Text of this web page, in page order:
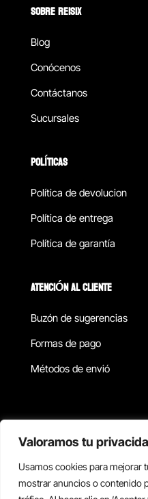
Valoramos tu
Usamos cookies para mejorar
mostrar anuncios o contenido
SOBRE REISIX
Blog
Conócenos
Contáctanos
Sucursales
POLÍTICAS
Política de devolucion
Política de entrega
Política de garantía
ATENCIÓN AL CLIENTE
Buzón de sugerencias
Formas de pago
Métodos de envió
Copyright © 2026 Reisix.